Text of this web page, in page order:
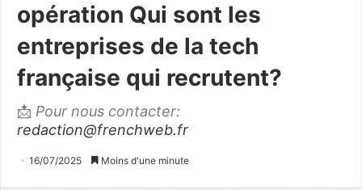
opération Qui sont les
entreprises de la tech
française qui recrutent?
📩 Pour nous contacter:
redaction@frenchweb.fr
16/07/2025 Moins d'une minute